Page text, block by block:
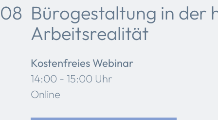
08 Bürogestaltung in der
Arbeitsrealität
Kostenfreies Webinar
14:00 - 15:00 Uhr
Online